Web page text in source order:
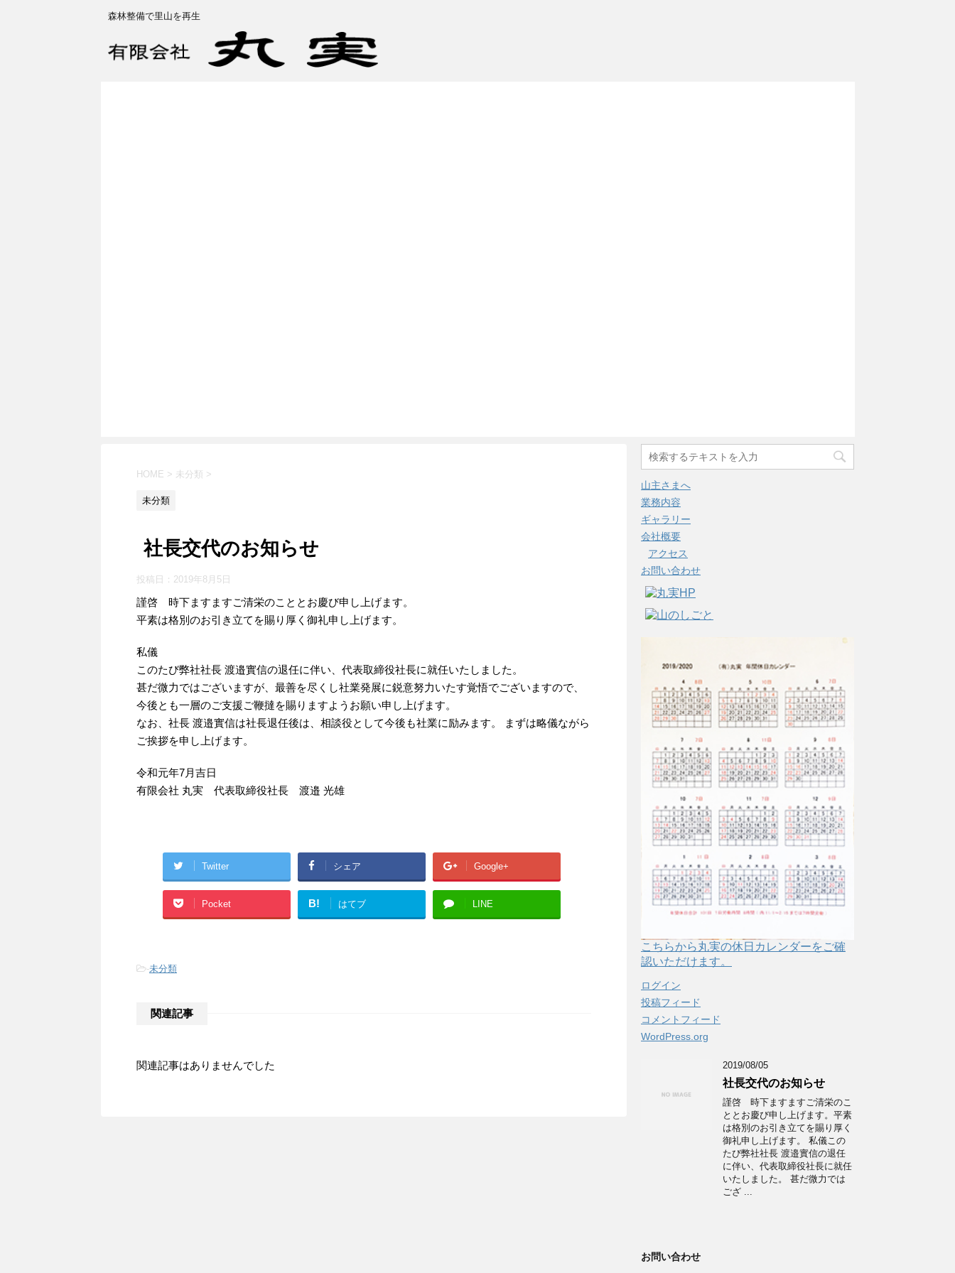
森林整備で里山を再生
HOME > 未分類 >
未分類
社長交代のお知らせ
投稿日： 2019年8月5日
謹啓 時下ますますご清栄のこととお慶び申し上げます。
平素は格別のお引き立てを賜り厚く御礼申し上げます。
私儀
このたび弊社社長 渡邉實信の退任に伴い、代表取締役社長に就任いたしました。
甚だ微力ではございますが、最善を尽くし社業発展に鋭意努力いたす覚悟でございますので、
今後とも一層のご支援ご鞭撻を賜りますようお願い申し上げます。
なお、社長 渡邉實信は社長退任後は、相談役として今後も社業に励みます。 まずは略儀ながら
ご挨拶を申し上げます。
令和元年7月吉日
有限会社 丸実 代表取締役社長 渡邉 光雄
Twitter シェア Google+
Pocket B! はてブ LINE
-未分類
関連記事
関連記事はありませんでした
山主さまへ
業務内容
ギャラリー
会社概要
アクセス
お問い合わせ
こちらから丸実の休日カレンダーをご確
認いただけます。
ログイン
投稿フィード
コメントフィード
WordPress.org
2019/08/05
社長交代のお知らせ
謹啓 時下ますますご清栄のこ
ととお慶び申し上げます。平素
は格別のお引き立てを賜り厚く
御礼申し上げます。 私儀この
たび弊社社長 渡邉實信の退任
に伴い、代表取締役社長に就任
いたしました。 甚だ微力では
ござ ...
お問い合わせ